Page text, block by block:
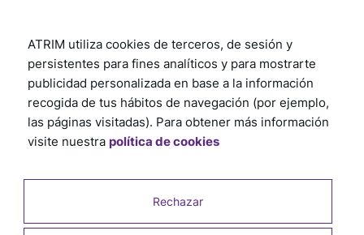
ATRIM utiliza cookies de terceros, de sesión y
persistentes para fines analíticos y para mostrarte
publicidad personalizada en base a la información
recogida de tus hábitos de navegación (por ejemplo,
las páginas visitadas). Para obtener más información
visite nuestra política de cookies
Rechazar